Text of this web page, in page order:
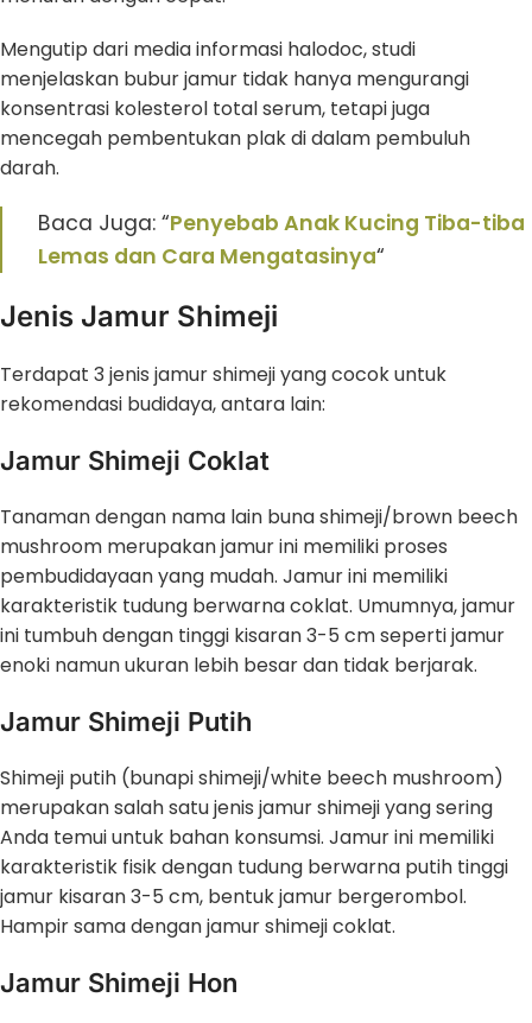
Mengutip dari media informasi halodoc, studi
menjelaskan bubur jamur tidak hanya mengurangi
konsentrasi kolesterol total serum, tetapi juga
mencegah pembentukan plak di dalam pembuluh
darah.
Baca Juga: “Penyebab Anak Kucing Tiba-tiba
Lemas dan Cara Mengatasinya“
Jenis Jamur Shimeji
Terdapat 3 jenis jamur shimeji yang cocok untuk
rekomendasi budidaya, antara lain:
Jamur Shimeji Coklat
Tanaman dengan nama lain buna shimeji/brown beech
mushroom merupakan jamur ini memiliki proses
pembudidayaan yang mudah. Jamur ini memiliki
karakteristik tudung berwarna coklat. Umumnya, jamur
ini tumbuh dengan tinggi kisaran 3-5 cm seperti jamur
enoki namun ukuran lebih besar dan tidak berjarak.
Jamur Shimeji Putih
Shimeji putih (bunapi shimeji/white beech mushroom)
merupakan salah satu jenis jamur shimeji yang sering
Anda temui untuk bahan konsumsi. Jamur ini memiliki
karakteristik fisik dengan tudung berwarna putih tinggi
jamur kisaran 3-5 cm, bentuk jamur bergerombol.
Hampir sama dengan jamur shimeji coklat.
Jamur Shimeji Hon